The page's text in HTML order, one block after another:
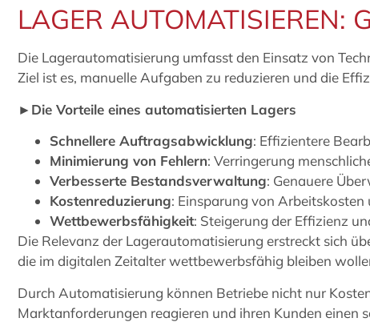
LAGER AUTOMATISIEREN:
Die Lagerautomatisierung umfasst den Einsatz von
Ziel ist es, manuelle Aufgaben zu reduzieren und die
►Die Vorteile eines automatisierten Lagers
Schnellere Auftragsabwicklung: Effizientere
Minimierung von Fehlern: Verringerung
Verbesserte Bestandsverwaltung: Genauere
Kostenreduzierung: Einsparung von
Wettbewerbsfähigkeit: Steigerung der Effizienz
Die Relevanz der Lagerautomatisierung erstreckt sich
die im digitalen Zeitalter wettbewerbsfähig bleiben
Durch Automatisierung können Betriebe nicht nur
Marktanforderungen reagieren und ihren Kunden einen